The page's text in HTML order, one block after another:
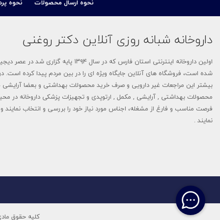
محصولات زناشویی
برسام فارمد (Barsam Pharmed)
راد بهین دانش
بی بی اسکین-Baby Skin
نانوهیل - NANOHEAL
آلسینا-Alcina
دلاویگا-Delaviga
نحوه ارسال محصولات نحوه
داروخانه شبانه روزی آنلاین دکتر روغنی
اولین داروخانه اینترنتی استان
شده است، فروشگاه های آنلاین جایگاه ویژه ای را در بین مردم پیدا کرده است.
بیشتر این مراجعات غیر دارویی و صرف خرید محصولات بهداشتی و بعضا
محصولات بهداشتی , آرایشی , مکمل , ارتوپدی و تجهیزات پزشکی داروخانه در
فرصت مناسب و فارغ از مشغله، اجناس مورد نیاز خود را بررسی و انتخاب نمایند
نمایند .
کلیه حقوق